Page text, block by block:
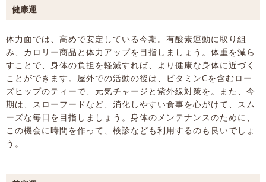
健康運
体力面では、高めで安定している今期。有酸素運動に取り組
み、カロリー商品と体力アップを目指しましょう。体重を減ら
すことで、身体の負担を軽減すれば、より健康な身体に近づく
ことができます。屋外での活動の後は、ビタミンCを含むロー
ズヒップのティーで、元気チャージと紫外線対策を。また、今
期は、スローフードなど、消化しやすい食事を心がけて、スム
ーズな毎日を目指しましょう。身体のメンテナンスのために、
この機会に時間を作って、検診なども利用するのも良いでしょ
う。